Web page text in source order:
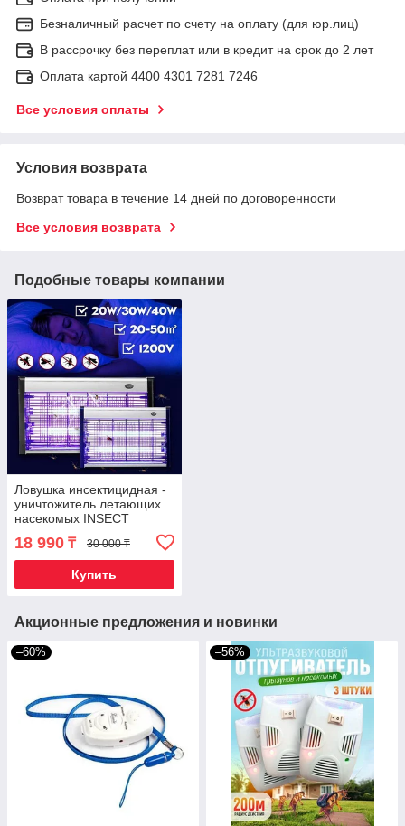
Безналичный расчет по счету на оплату (для юр.лиц)
В рассрочку без переплат или в кредит на срок до 2 лет
Оплата картой 4400 4301 7281 7246
Все условия оплаты
Условия возврата
Возврат товара в течение 14 дней по договоренности
Все условия возврата
Подобные товары компании
Ловушка инсектицидная -
уничтожитель летающих
насекомых INSECT
лампами (40W)
18 990 ₸ 30 000 ₸
Купить
Акционные предложения и новинки
–60% –56%